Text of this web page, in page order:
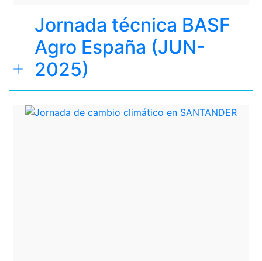
Jornada técnica BASF
Agro España (JUN-
2025)